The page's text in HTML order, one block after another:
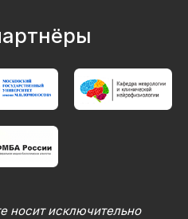
носит исключительно